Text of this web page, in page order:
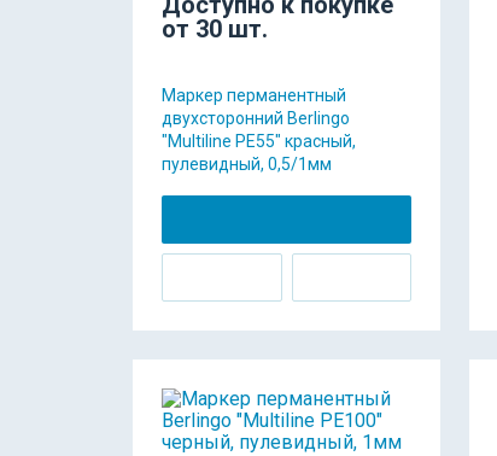
от 30 шт.
Маркер перманентный
двухсторонний Berlingo
"Multiline PE55" красный,
пулевидный, 0,5/1мм